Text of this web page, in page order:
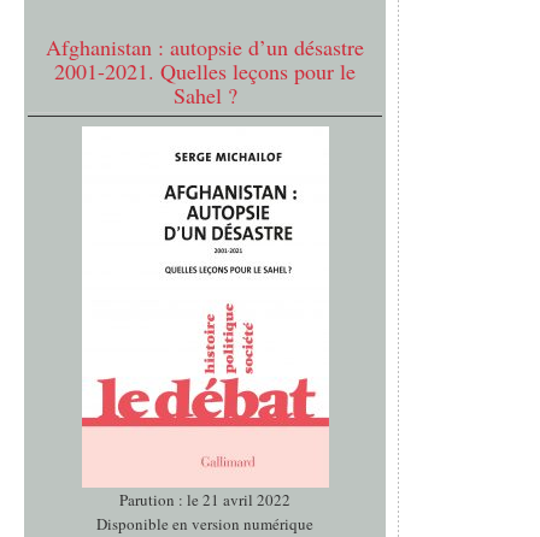
Afghanistan : autopsie d’un désastre
2001-2021. Quelles leçons pour le
Sahel ?
Parution : le 21 avril 2022
Disponible en version numérique